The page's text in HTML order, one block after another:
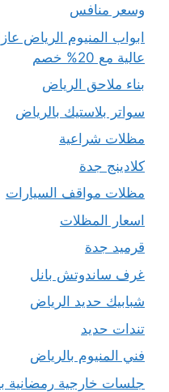
وسعر منافس
ابواب المنيوم الرياض
عالية مع 20% خصم
بناء ملاحق الرياض
سواتر بلاستيك بالرياض
مظلات شراعية
كلادينج جدة
مظلات مواقف السيارات
اسعار المظلات
قرميد جدة
غرف ساندوتش بانل
شبابيك حديد الرياض
تندات حديد
فني المنيوم بالرياض
جلسات خارجية رمضانية